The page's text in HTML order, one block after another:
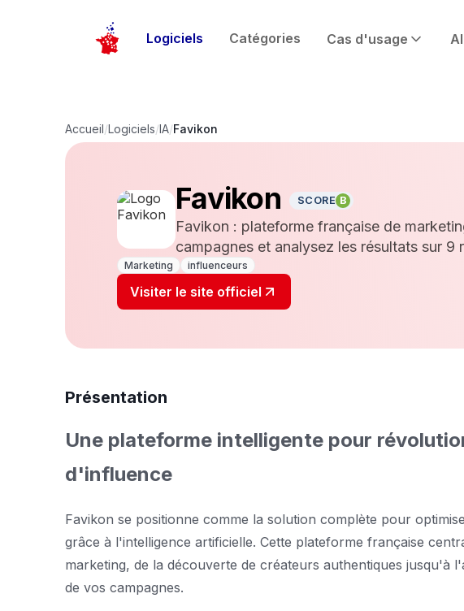
Logiciels Catégories Cas d'usage
Accueil/Logiciels/IA/Favikon
Favikon SCORE B
Favikon : plateforme française de
campagnes et analysez les résultats sur 9
Marketing influenceurs
Visiter le site officiel
Présentation
Une plateforme intelligente pour
d'influence
Favikon se positionne comme la solution complète pour
grâce à l'intelligence artificielle. Cette plateforme française
marketing, de la découverte de créateurs authentiques jusqu'à
de vos campagnes.